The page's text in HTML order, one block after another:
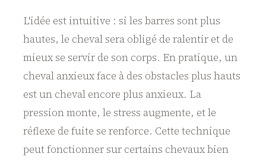
L'idée est intuitive : si les barres sont plus
hautes, le cheval sera obligé de ralentir et de
mieux se servir de son corps. En pratique, un
cheval anxieux face à des obstacles plus hauts
est un cheval encore plus anxieux. La
pression monte, le stress augmente, et le
réflexe de fuite se renforce. Cette technique
peut fonctionner sur certains chevaux bien